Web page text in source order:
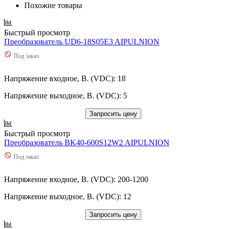
Похожие товары
Быстрый просмотр
Преобразователь UD6-18S05E3 AIPULNION
Под заказ
Напряжение входное, В. (VDC): 18
Напряжение выходное, В. (VDC): 5
Запросить цену
Быстрый просмотр
Преобразователь BK40-600S12W2 AIPULNION
Под заказ
Напряжение входное, В. (VDC): 200-1200
Напряжение выходное, В. (VDC): 12
Запросить цену